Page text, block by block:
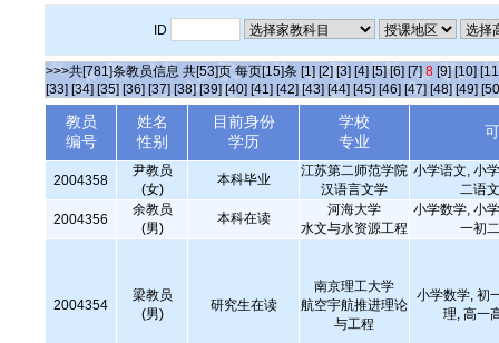
ID
>>>共[781]条教员信息 共[53]页 每页[15]条 [1] [2] [3] [4] [5] [6] [7] 8 [9] [10]
[33] [34] [35] [36] [37] [38] [39] [40] [41] [42] [43] [44] [45] [46] [47] [48] [49]
教员
编号
姓名
性别
目前身份
学历
学校
专业
2004358
尹教员
(女)
本科毕业
江苏第二师范学院
汉语言文学
小学语文, 小
二语
2004356
余教员
(男)
本科在读
河海大学
水文与水资源工程
小学数学, 小
一初
2004354
梁教员
(男)
研究生在读
南京理工大学
航空宇航推进理论
与工程
小学数学, 初
理, 高一